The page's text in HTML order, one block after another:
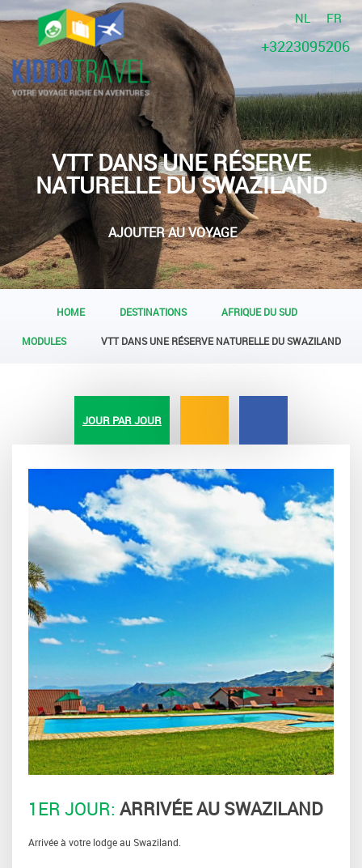
NL FR
+3223095206
VTT DANS UNE RÉSERVE
NATURELLE DU SWAZILAND
AJOUTER AU VOYAGE
HOME DESTINATIONS AFRIQUE DU SUD
MODULES VTT DANS UNE RÉSERVE NATURELLE DU SWAZILAND
JOUR PAR JOUR
1ER JOUR: ARRIVÉE AU SWAZILAND
Arrivée à votre lodge au Swaziland.